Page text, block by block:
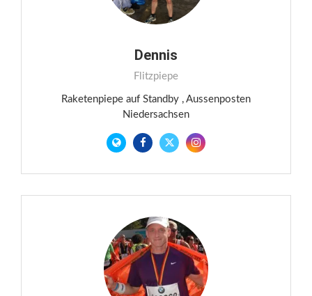
Dennis
Flitzpiepe
Raketenpiepe auf Standby , Aussenposten
Niedersachsen